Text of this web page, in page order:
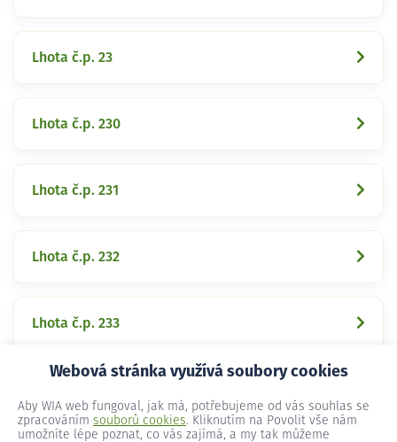
Webová stránka využívá soubory cookies
Aby WIA web fungoval, jak má, potřebujeme od vás souhlas se
zpracováním souborů cookies. Kliknutím na Povolit vše nám
umožníte lépe poznat, co vás zajímá, a my tak můžeme
Lhota č.p. 23
Lhota č.p. 230
Lhota č.p. 231
Lhota č.p. 232
Lhota č.p. 233